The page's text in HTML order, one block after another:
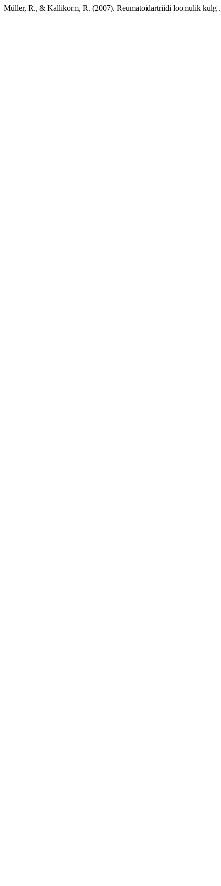
Müller, R., & Kallikorm, R. (2007). Reumatoidartriidi loomulik kulg